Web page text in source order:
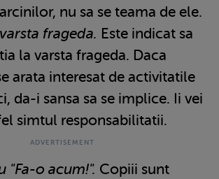
nu sa se teama de ele.
frageda. Este indicat sa
la varsta frageda. Daca
arata interesat de activitatile
da-i sansa sa se implice. Ii vei
simtul responsabilitatii.
"Fa-o acum!". Copiii sunt